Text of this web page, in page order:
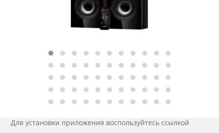
Для установки приложения воспользуйтесь ссылкой